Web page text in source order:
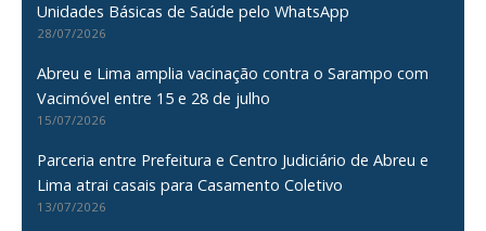
Unidades Básicas de Saúde pelo WhatsApp
28/07/2026
Abreu e Lima amplia vacinação contra o Sarampo com
Vacimóvel entre 15 e 28 de julho
15/07/2026
Parceria entre Prefeitura e Centro Judiciário de Abreu e
Lima atrai casais para Casamento Coletivo
13/07/2026